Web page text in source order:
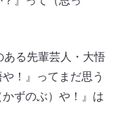
る先輩芸人・大悟
！』ってまだ思う
ずのぶ）や！』は